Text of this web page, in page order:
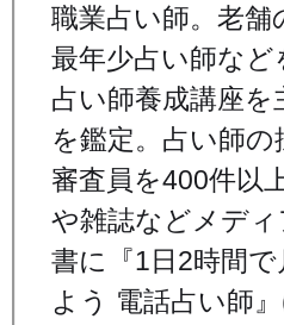
職業占い師。老舗
最年少占い師など
占い師養成講座を
を鑑定。占い師の
審査員を400件以
や雑誌などメデ
書に『1日2時間
よう 電話占い師